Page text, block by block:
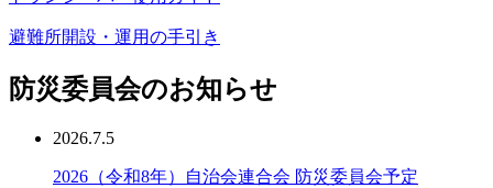
避難所開設・運用の手引き
防災委員会のお知らせ
2026.7.5
2026（令和8年）自治会連合会 防災委員会予定